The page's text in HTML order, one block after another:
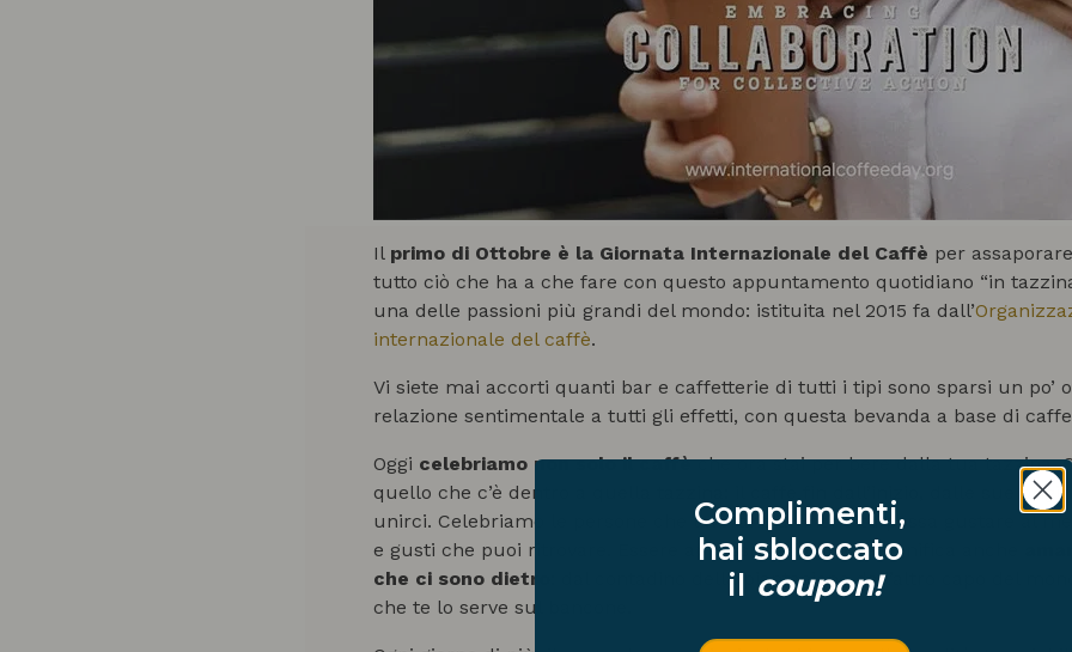
Il primo di Ottobre è la Giornata Internazionale del Caffè per
tutto ciò che ha a che fare con questo appuntamento quotidiano “in
una delle passioni più grandi del mondo: istituita nel 2015 fa dall’
internazionale del caffè.
Vi siete mai accorti quanti bar e caffetterie di tutti i tipi sono sparsi un po’
relazione sentimentale a tutti gli effetti, con questa bevanda a base di
Oggi celebriamo non solo il caffèche ora stai per bere dalla tua tazzina.
quello che c’è dentro a quella tazzina: il caffè fin dall’inizio, dalle sue
unirci. Celebriamo le persone che lavorano affinché tu possa gustare al
e gusti che puoi ritrovare. Essere appassionati di caffè significa anche
che ci sono dietro
: dal contadino della piantagione dall’altro capo del
che te lo serve sul bancone.
Complimenti,
hai sbloccato
il coupon!